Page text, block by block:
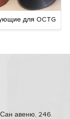
для OCTG
авеню, 246.